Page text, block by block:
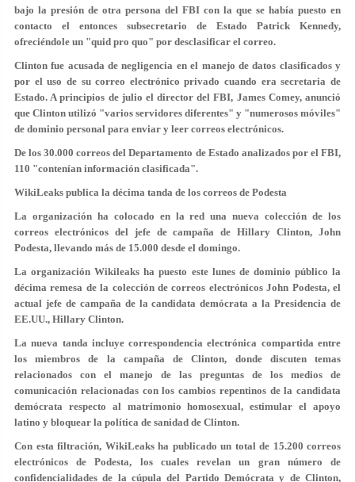
bajo la presión de otra persona del FBI con la que se había puesto en
contacto el entonces subsecretario de Estado Patrick Kennedy,
ofreciéndole un "quid pro quo" por desclasificar el correo.
Clinton fue acusada de negligencia en el manejo de datos clasificados y
por el uso de su correo electrónico privado cuando era secretaria de
Estado. A principios de julio el director del FBI, James Comey, anunció
que Clinton utilizó "varios servidores diferentes" y "numerosos móviles"
de dominio personal para enviar y leer correos electrónicos.
De los 30.000 correos del Departamento de Estado analizados por el FBI,
110 "contenían información clasificada".
WikiLeaks publica la décima tanda de los correos de Podesta
La organización ha colocado en la red una nueva colección de los
correos electrónicos del jefe de campaña de Hillary Clinton, John
Podesta, llevando más de 15.000 desde el domingo.
La organización Wikileaks ha puesto este lunes de dominio público la
décima remesa de la colección de correos electrónicos John Podesta, el
actual jefe de campaña de la candidata demócrata a la Presidencia de
EE.UU., Hillary Clinton.
La nueva tanda incluye correspondencia electrónica compartida entre
los miembros de la campaña de Clinton, donde discuten temas
relacionados con el manejo de las preguntas de los medios de
comunicación relacionadas con los cambios repentinos de la candidata
demócrata respecto al matrimonio homosexual, estimular el apoyo
latino y bloquear la política de sanidad de Clinton.
Con esta filtración, WikiLeaks ha publicado un total de 15.200 correos
electrónicos de Podesta, los cuales revelan un gran número de
confidencialidades de la cúpula del Partido Demócrata y de Clinton,